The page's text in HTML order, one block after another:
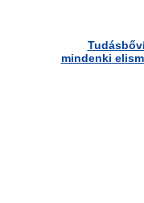
mindenki